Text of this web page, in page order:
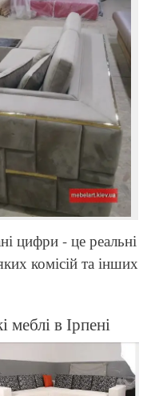
цифри - це реальні
комісій та інших
меблі в Ірпені